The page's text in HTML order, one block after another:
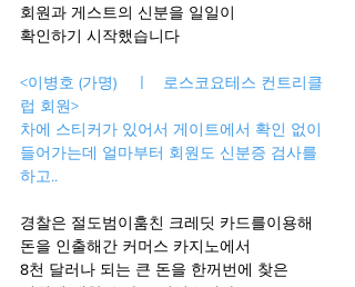
회원과 게스트의 신분을 일일이
확인하기 시작했습니다
<이병호 (가명)    ㅣ   로스코요테스 컨트리클
럽 회원>
차에 스티커가 있어서 게이트에서 확인 없이
들어가는데 얼마부터 회원도 신분증 검사를
하고..
경찰은 절도범이훔친 크레딧 카드를이용해
돈을 인출해간 커머스 카지노에서
8천 달러나 되는 큰 돈을 한꺼번에 찾은